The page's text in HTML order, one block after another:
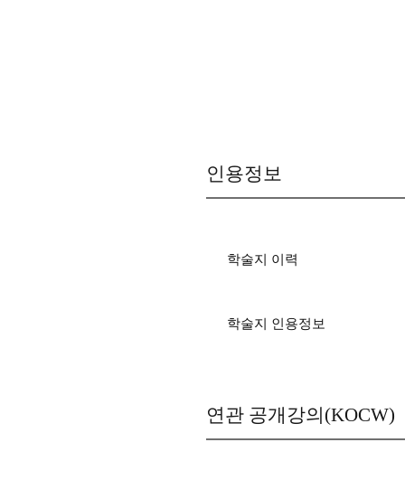
인용정보
학술지 이력
학술지 인용정보
연관 공개강의(KOCW)